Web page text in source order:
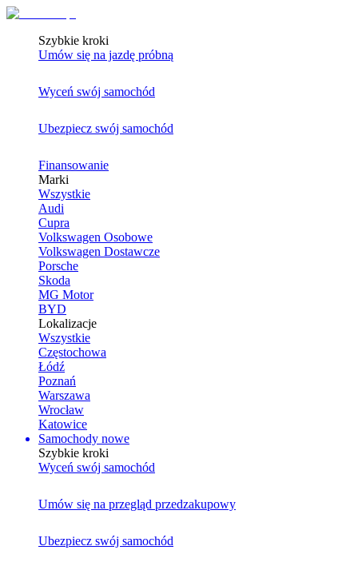
Szybkie kroki
Umów się na jazdę próbną
Wyceń swój samochód
Ubezpiecz swój samochód
Finansowanie
Marki
Wszystkie
Audi
Cupra
Volkswagen Osobowe
Volkswagen Dostawcze
Porsche
Skoda
MG Motor
BYD
Lokalizacje
Wszystkie
Częstochowa
Łódź
Poznań
Warszawa
Wrocław
Katowice
Samochody nowe
Szybkie kroki
Wyceń swój samochód
Umów się na przegląd przedzakupowy
Ubezpiecz swój samochód